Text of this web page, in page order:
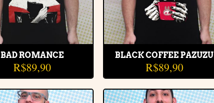
BAD ROMANCE
R$89,90
BLACK COFFEE PAZUZU
R$89,90